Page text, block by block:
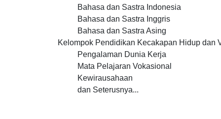
Bahasa dan Sastra Indonesia
Bahasa dan Sastra Inggris
Bahasa dan Sastra Asing
Kelompok Pendidikan Kecakapan Hidup dan
Pengalaman Dunia Kerja
Mata Pelajaran Vokasional
Kewirausahaan
dan Seterusnya...